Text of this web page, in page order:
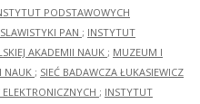
PODSTAWOWYCH
PAN ; INSTYTUT
AKADEMII NAUK ; MUZEUM I
NAUK ; SIEĆ BADAWCZA ŁUKASIEWICZ
; INSTYTUT